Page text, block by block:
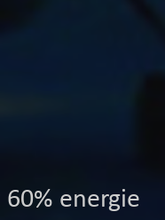
energie